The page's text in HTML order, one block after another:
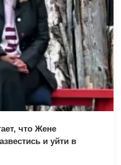
что Жене
и уйти в